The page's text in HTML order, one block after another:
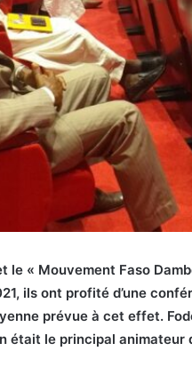
le « Mouvement Faso
ils ont profité d’une
prévue à cet effet.
était le principal animateur